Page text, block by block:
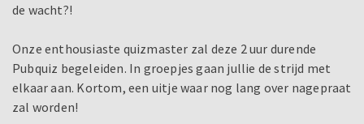
de wacht?!
Onze enthousiaste quizmaster zal deze 2 uur durende
Pubquiz begeleiden. In groepjes gaan jullie de strijd met
elkaar aan. Kortom, een uitje waar nog lang over nagepraat
zal worden!